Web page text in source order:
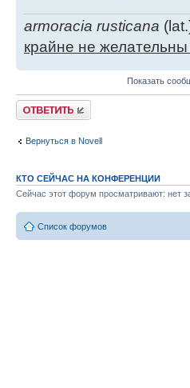
armoracia rusticana
крайне не желательны
Показать
Ответить
Вернуться в Novell
КТО СЕЙЧАС НА КОНФЕРЕНЦИИ
Сейчас этот форум просматривают: нет
Список форумов